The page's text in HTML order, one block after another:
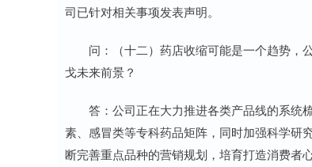
司已针对相关事项发表声明。
问：（十二）药店收缩可能是一个趋势，
戈未来前景？
答：公司正在大力推进各类产品线的系统
素、感冒类等专科药品矩阵，同时加强科学研
断完善重点品种的营销规划，培育打造消费者